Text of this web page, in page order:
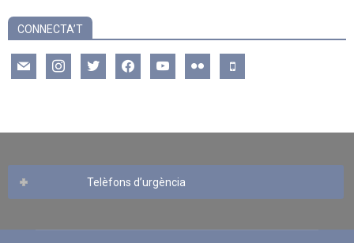
CONNECTA’T
mail instagramtwitter facebookyoutube flickr mobile
Telèfons d’urgència